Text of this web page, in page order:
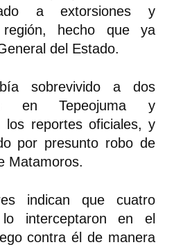
a extorsiones y
hecho que ya
del Estado.
sobrevivido a dos
en Tepeojuma y
los reportes oficiales, y
por presunto robo de
Matamoros.
indican que cuatro
lo interceptaron en el
contra él de manera